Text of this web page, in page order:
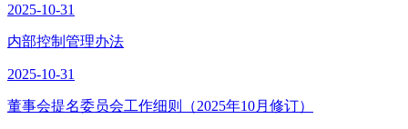
2025-10-31
内部控制管理办法
2025-10-31
董事会提名委员会工作细则（2025年10月修订）